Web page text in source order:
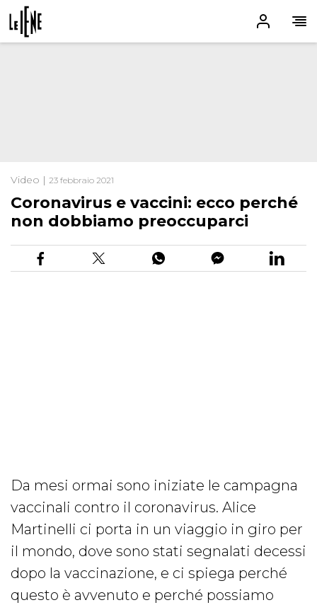
Video | 23 febbraio 2021
Coronavirus e vaccini: ecco perché
non dobbiamo preoccuparci
Da mesi ormai sono iniziate le campagna
vaccinali contro il coronavirus. Alice
Martinelli ci porta in un viaggio in giro per
il mondo, dove sono stati segnalati decessi
dopo la vaccinazione, e ci spiega perché
questo è avvenuto e perché possiamo